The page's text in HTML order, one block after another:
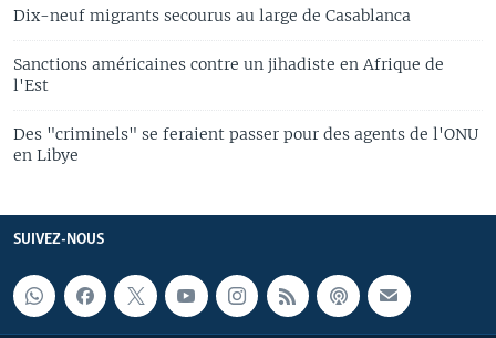
Dix-neuf migrants secourus au large de Casablanca
Sanctions américaines contre un jihadiste en Afrique de
l'Est
Des "criminels" se feraient passer pour des agents de l'ONU
en Libye
SUIVEZ-NOUS